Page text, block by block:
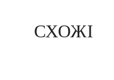
СХОЖІ